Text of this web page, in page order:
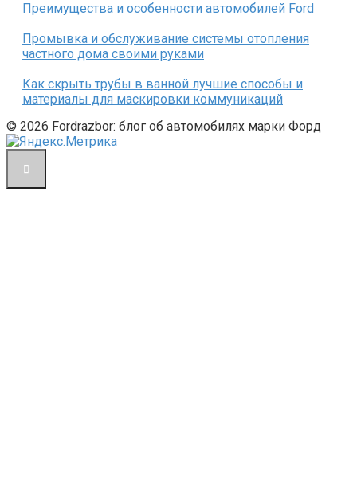
Преимущества и особенности автомобилей Ford
Промывка и обслуживание системы отопления
частного дома своими руками
Как скрыть трубы в ванной лучшие способы и
материалы для маскировки коммуникаций
© 2026 Fordrazbor: блог об автомобилях марки Форд